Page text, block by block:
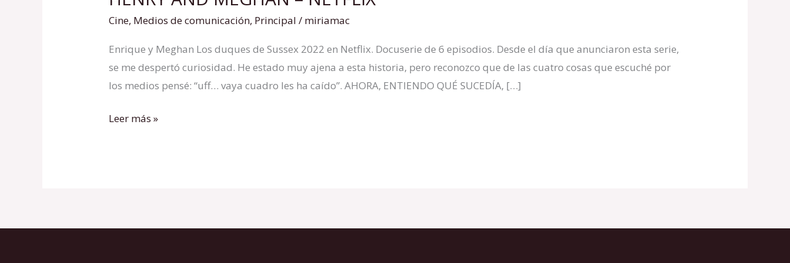
Cine, Medios de comunicación, Principal / miriamac
Enrique y Meghan Los duques de Sussex 2022 en Netflix. Docuserie de 6 episodios. Desde el día que anunciaron esta serie,
se me despertó curiosidad. He estado muy ajena a esta historia, pero reconozco que de las cuatro cosas que escuché por
los medios pensé: “uff… vaya cuadro les ha caído”. AHORA, ENTIENDO QUÉ SUCEDÍA, […]
AND
–
NETFLIX
Leer más »